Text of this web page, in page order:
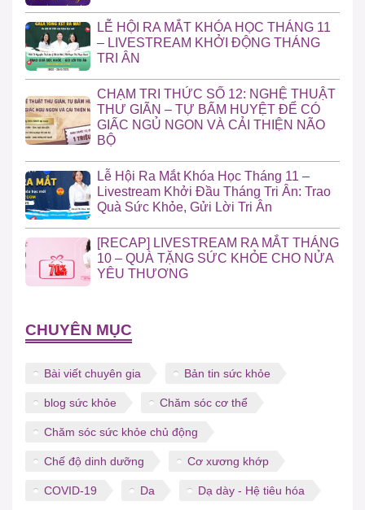
LỄ HỘI RA MẮT KHÓA HỌC THÁNG 11
– LIVESTREAM KHỞI ĐỘNG THÁNG
TRI ÂN
CHẠM TRI THỨC SỐ 12: NGHỆ THUẬT
THƯ GIÃN – TỰ BẤM HUYỆT ĐỂ CÓ
GIẤC NGỦ NGON VÀ CẢI THIỆN NÃO
BỘ
Lễ Hội Ra Mắt Khóa Học Tháng 11 –
Livestream Khởi Đầu Tháng Tri Ân: Trao
Quà Sức Khỏe, Gửi Lời Tri Ân
[RECAP] LIVESTREAM RA MẮT THÁNG
10 – QUÀ TẶNG SỨC KHỎE CHO NỬA
YÊU THƯƠNG
CHUYÊN MỤC
Bài viết chuyên gia Bản tin sức khỏe
blog sức khỏe Chăm sóc cơ thể
Chăm sóc sức khỏe chủ động
Chế độ dinh dưỡng Cơ xương khớp
COVID-19 Da Dạ dày - Hệ tiêu hóa